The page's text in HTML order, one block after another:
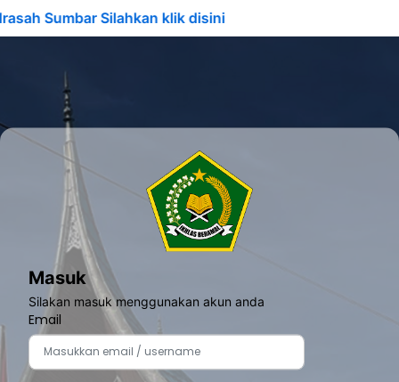
Sumbar Silahkan klik disini
Masuk
Silakan masuk menggunakan akun anda
Email